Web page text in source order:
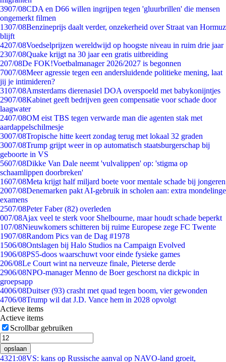
3907/08CDA en D66 willen ingrijpen tegen 'gluurbrillen' die mensen
ongemerkt filmen
1307/08Benzineprijs daalt verder, onzekerheid over Straat van Hormuz
blijft
4207/08Voedselprijzen wereldwijd op hoogste niveau in ruim drie jaar
2307/08Quake krijgt na 30 jaar een gratis uitbreiding
207/08De FOK!Voetbalmanager 2026/2027 is begonnen
7007/08Meer agressie tegen een andersluidende politieke mening, laat
jij je intimideren?
3107/08Amsterdams dierenasiel DOA overspoeld met babykonijntjes
2907/08Kabinet geeft bedrijven geen compensatie voor schade door
laagwater
2407/08OM eist TBS tegen verwarde man die agenten stak met
aardappelschilmesje
3007/08Tropische hitte keert zondag terug met lokaal 32 graden
3007/08Trump grijpt weer in op automatisch staatsburgerschap bij
geboorte in VS
5607/08Dikke Van Dale neemt 'vulvalippen' op: 'stigma op
schaamlippen doorbreken'
1607/08Meta krijgt half miljard boete voor mentale schade bij jongeren
2007/08Denemarken pakt AI-gebruik in scholen aan: extra mondelinge
examens
2507/08Peter Faber (82) overleden
007/08Ajax veel te sterk voor Shelbourne, maar houdt schade beperkt
107/08Nieuwkomers schitteren bij ruime Europese zege FC Twente
1907/08Random Pics van de Dag #1978
1506/08Ontslagen bij Halo Studios na Campaign Evolved
1906/08PS5-doos waarschuwt voor einde fysieke games
206/08Le Court wint na nerveuze finale, Pieterse derde
2906/08NPO-manager Menno de Boer geschorst na dickpic in
groepsapp
4006/08Duitser (93) crasht met quad tegen boom, vier gewonden
4706/08Trump wil dat J.D. Vance hem in 2028 opvolgt
Actieve items
Actieve items
Scrollbar gebruiken
opslaan
4321:08VS: kans op Russische aanval op NAVO-land groeit,